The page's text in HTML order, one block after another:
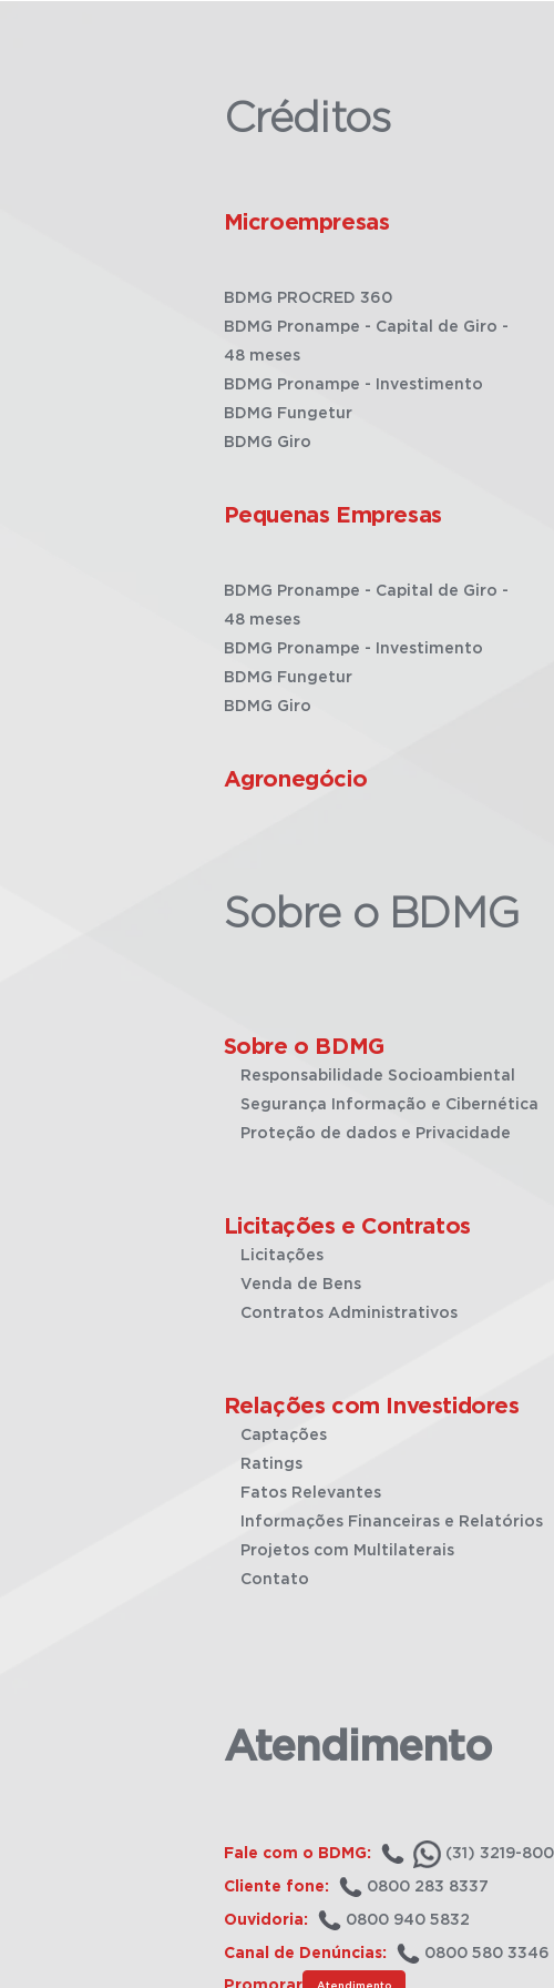
Créditos
Microempresas
BDMG PROCRED 360
BDMG Pronampe - Capital de Giro -
48 meses
BDMG Pronampe - Investimento
BDMG Fungetur
BDMG Giro
Pequenas Empresas
BDMG Pronampe - Capital de Giro -
48 meses
BDMG Pronampe - Investimento
BDMG Fungetur
BDMG Giro
Agronegócio
Sobre o BDMG
Sobre o BDMG
Responsabilidade Socioambiental
Segurança Informação e Cibernética
Proteção de dados e Privacidade
Licitações e Contratos
Licitações
Venda de Bens
Contratos Administrativos
Relações com Investidores
Captações
Ratings
Fatos Relevantes
Informações Financeiras e Relatórios
Projetos com Multilaterais
Contato
Atendimento
Fale com o BDMG: (31) 3219-
Cliente fone: 0800 283 8337
Ouvidoria: 0800 940 5832
Canal de Denúncias: 0800 580 3346
Atendimento